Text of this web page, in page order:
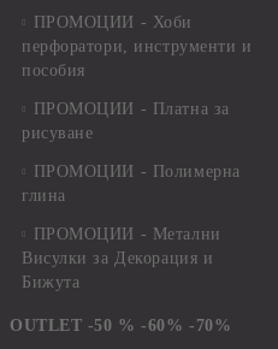
ПРОМОЦИИ - Хоби
перфоратори, инструменти и
пособия
ПРОМОЦИИ - Платна за
рисуване
ПРОМОЦИИ - Полимерна
глина
ПРОМОЦИИ - Метални
Висулки за Декорация и
Бижута
OUTLET -50 % -60% -70%